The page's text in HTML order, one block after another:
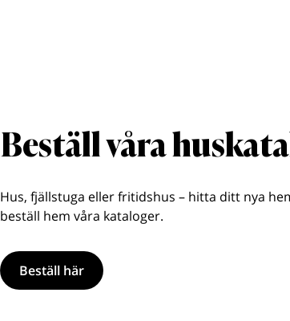
Beställ våra
Hus, fjällstuga eller fritidshus – hitta ditt nya
beställ hem våra kataloger.
Beställ här